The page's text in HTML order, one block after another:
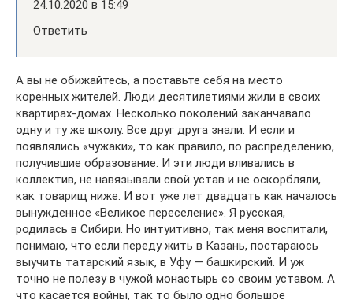
24.10.2020 в 15:49
Ответить
А вы не обижайтесь, а поставьте себя на место
коренных жителей. Люди десятилетиями жили в своих
квартирах-домах. Несколько поколений заканчавало
одну и ту же школу. Все друг друга знали. И если и
появлялись «чужаки», то как правило, по распределению,
получившие образование. И эти люди вливались в
коллектив, не навязывали свой устав и не оскорбляли,
как товарищ ниже. И вот уже лет двадцать как началось
вынужденное «Великое переселение». Я русская,
родилась в Сибири. Но интуитивно, так меня воспитали,
понимаю, что если переду жить в Казань, постараюсь
выучить татарский язык, в Уфу — башкирский. И уж
точно не полезу в чужой монастырь со своим уставом. А
что касается войны, так то было одно большое